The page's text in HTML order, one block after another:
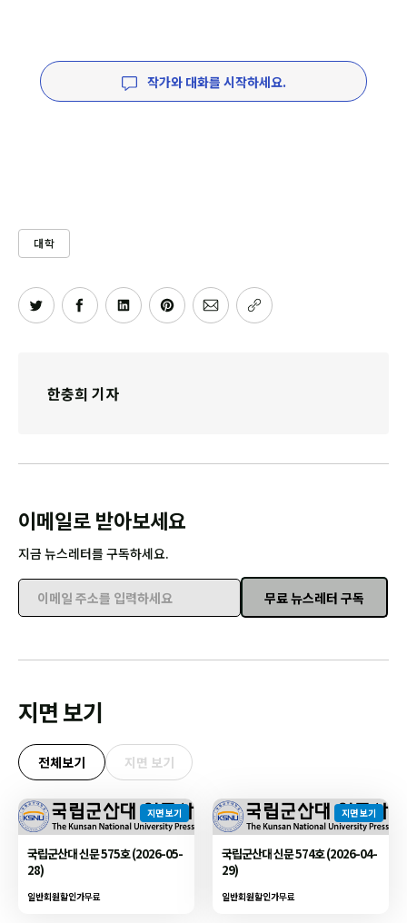
작가와 대화를 시작하세요.
대학
한충희 기자
이메일로 받아보세요
지금 뉴스레터를 구독하세요.
이메일 주소를 입력하세요
무료 뉴스레터 구독
지면 보기
전체보기 지면 보기
지면 보기
국립군산대 신문 575호 (2026-05-
28)
일반회원할인가무료
지면 보기
국립군산대 신문 574호 (2026-04-
29)
일반회원할인가무료